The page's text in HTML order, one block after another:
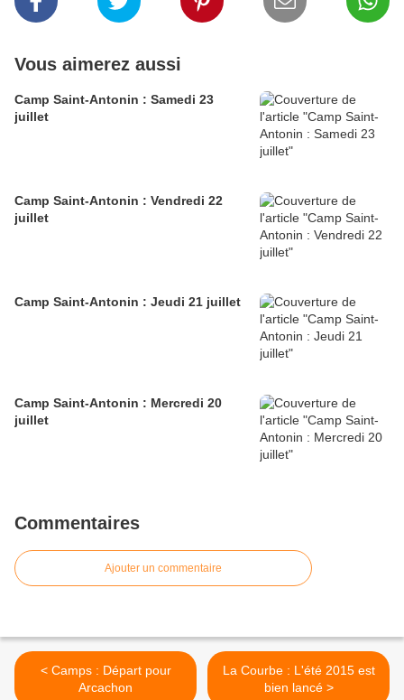
Vous aimerez aussi
Camp Saint-Antonin : Samedi 23
juillet
Camp Saint-Antonin : Vendredi 22
juillet
Camp Saint-Antonin : Jeudi 21 juillet
Camp Saint-Antonin : Mercredi 20
juillet
Commentaires
Ajouter un commentaire
< Camps : Départ pour
Arcachon
La Courbe : L'été 2015 est
bien lancé >